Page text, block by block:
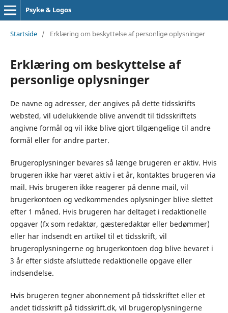
Psyke & Logos
Startside / Erklæring om beskyttelse af personlige oplysninger
Erklæring om beskyttelse af
personlige oplysninger
De navne og adresser, der angives på dette tidsskrifts
websted, vil udelukkende blive anvendt til tidsskriftets
angivne formål og vil ikke blive gjort tilgængelige til andre
formål eller for andre parter.
Brugeroplysninger bevares så længe brugeren er aktiv. Hvis
brugeren ikke har været aktiv i et år, kontaktes brugeren via
mail. Hvis brugeren ikke reagerer på denne mail, vil
brugerkontoen og vedkommendes oplysninger blive slettet
efter 1 måned. Hvis brugeren har deltaget i redaktionelle
opgaver (fx som redaktør, gæsteredaktør eller bedømmer)
eller har indsendt en artikel til et tidsskrift, vil
brugeroplysningerne og brugerkontoen dog blive bevaret i
3 år efter sidste afsluttede redaktionelle opgave eller
indsendelse.
Hvis brugeren tegner abonnement på tidsskriftet eller et
andet tidsskrift på tidsskrift.dk, vil brugeroplysningerne